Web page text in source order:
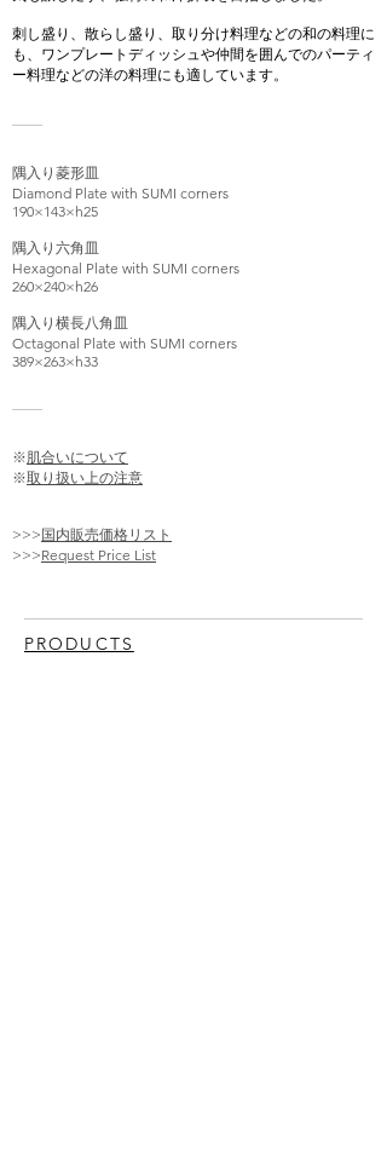
刺し盛り、散らし盛り、取り分け料理などの和の料理に
も、ワンプレートディッシュや仲間を囲んでのパーティ
ー料理などの洋の料理にも適しています。
隅入り菱形皿
Diamond Plate with SUMI corners
190×143×h25
隅入り六角皿
Hexagonal Plate with SUMI corners
260×240×h26
隅入り横長八角皿
Octagonal Plate with SUMI corners
389×263×h33
※肌合いについて
※取り扱い上の注意
>>>国内販売価格リスト
>>>Request Price List
PRODUCTS